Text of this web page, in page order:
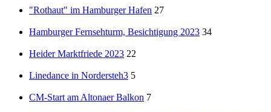
"Rothaut" im Hamburger Hafen 27
Hamburger Fernsehturm, Besichtigung 2023 34
Heider Marktfriede 2023 22
Linedance in Nordersteh3 5
CM-Start am Altonaer Balkon 7